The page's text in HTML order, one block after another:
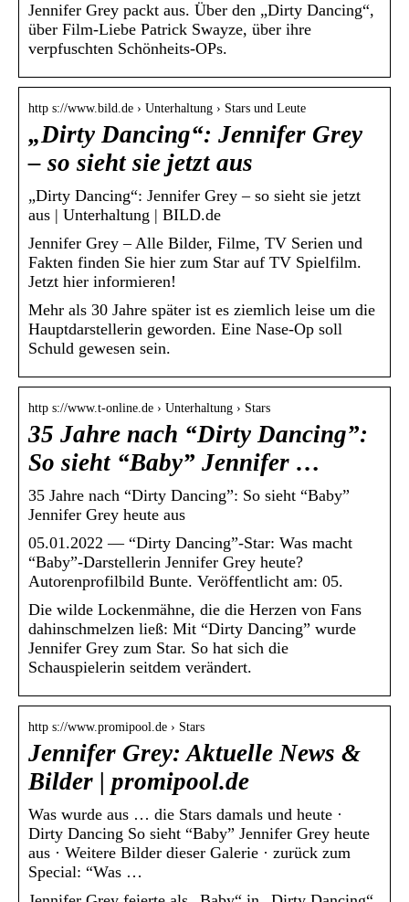
Jennifer Grey packt aus. Über den „Dirty Dancing“,
über Film-Liebe Patrick Swayze, über ihre
verpfuschten Schönheits-OPs.
http s://www.bild.de › Unterhaltung › Stars und Leute
„Dirty Dancing“: Jennifer Grey
– so sieht sie jetzt aus
„Dirty Dancing“: Jennifer Grey – so sieht sie jetzt
aus | Unterhaltung | BILD.de
Jennifer Grey – Alle Bilder, Filme, TV Serien und
Fakten finden Sie hier zum Star auf TV Spielfilm.
Jetzt hier informieren!
Mehr als 30 Jahre später ist es ziemlich leise um die
Hauptdarstellerin geworden. Eine Nase-Op soll
Schuld gewesen sein.
http s://www.t-online.de › Unterhaltung › Stars
35 Jahre nach “Dirty Dancing”:
So sieht “Baby” Jennifer …
35 Jahre nach “Dirty Dancing”: So sieht “Baby”
Jennifer Grey heute aus
05.01.2022 — “Dirty Dancing”-Star: Was macht
“Baby”-Darstellerin Jennifer Grey heute?
Autorenprofilbild Bunte. Veröffentlicht am: 05.
Die wilde Lockenmähne, die die Herzen von Fans
dahinschmelzen ließ: Mit “Dirty Dancing” wurde
Jennifer Grey zum Star. So hat sich die
Schauspielerin seitdem verändert.
http s://www.promipool.de › Stars
Jennifer Grey: Aktuelle News &
Bilder | promipool.de
Was wurde aus … die Stars damals und heute ·
Dirty Dancing So sieht “Baby” Jennifer Grey heute
aus · Weitere Bilder dieser Galerie · zurück zum
Special: “Was …